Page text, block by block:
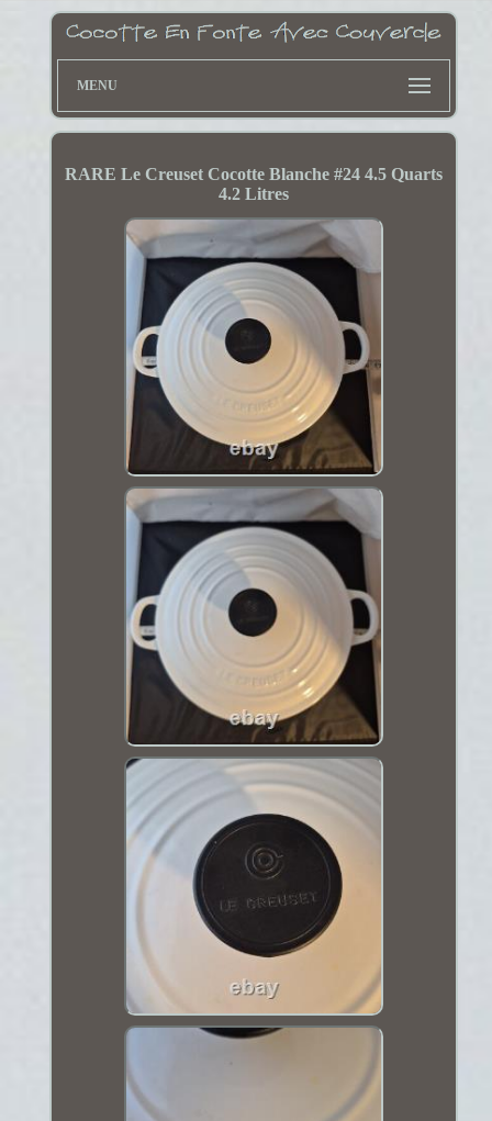
MENU
RARE Le Creuset Cocotte Blanche #24 4.5 Quarts
4.2 Litres